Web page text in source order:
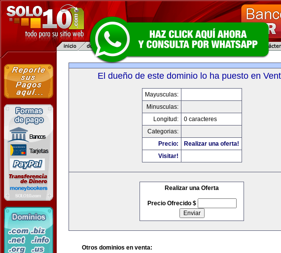
El dueño de este dominio lo ha puesto en
Mayusculas:
Minusculas:
Longitud:
0 caracteres
Categorias:
Precio:
Realizar una oferta!
Visitar!
Realizar una Oferta
Precio Ofrecido $
Otros dominios en venta: